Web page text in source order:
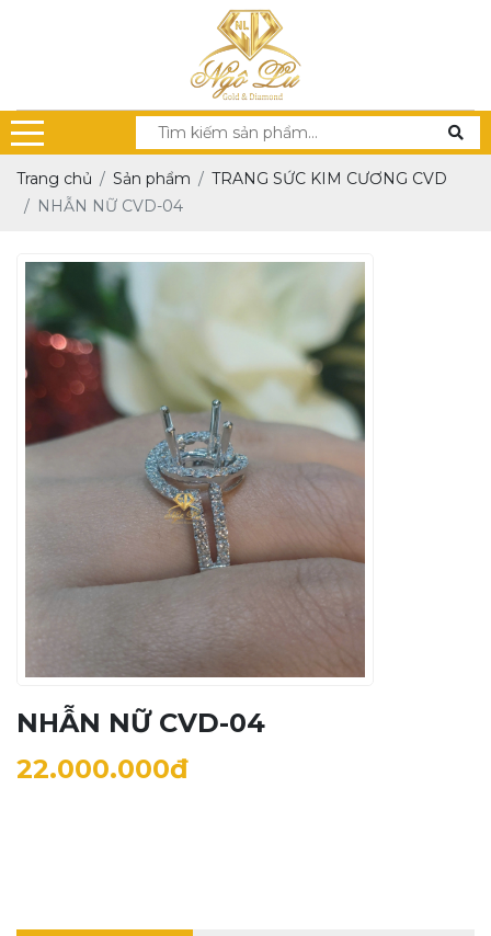
Trang chủ Sản phẩm
TRANG SỨC KIM CƯƠNG CVD
NHẪN NỮ CVD-04
NHẪN NỮ CVD-04
22.000.000đ